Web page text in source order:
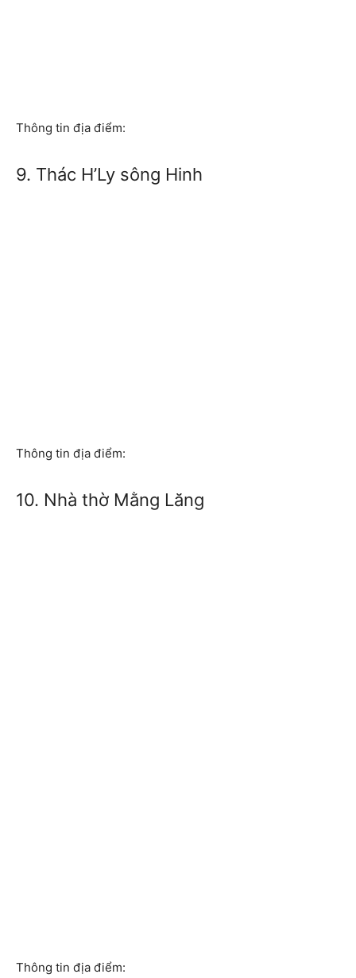
Thông tin địa điểm:
9. Thác H’Ly sông Hinh
Thông tin địa điểm:
10. Nhà thờ Mằng Lăng
Thông tin địa điểm: